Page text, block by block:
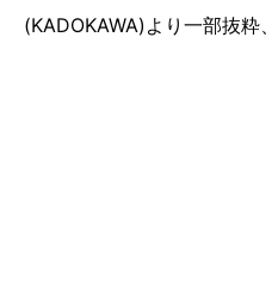
(KADOKAWA)より一部抜粋